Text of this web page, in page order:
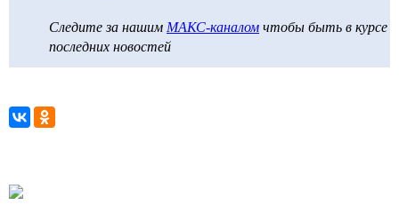
Следите за нашим МАКС-каналом чтобы быть в курсе
последних новостей